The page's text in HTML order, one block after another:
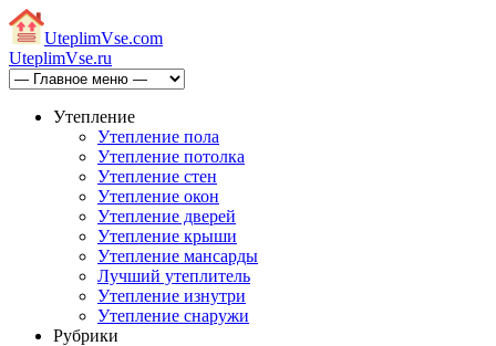
UteplimVse.com
UteplimVse.ru
Утепление
Утепление пола
Утепление потолка
Утепление стен
Утепление окон
Утепление дверей
Утепление крыши
Утепление мансарды
Лучший утеплитель
Утепление изнутри
Утепление снаружи
Рубрики